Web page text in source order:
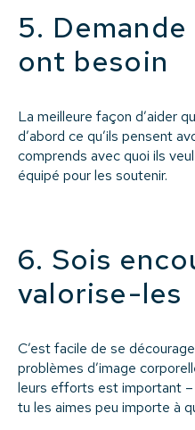
5.
ont besoin
La meilleure façon d’aider
d’abord ce qu’ils pensent
comprends avec quoi ils
équipé pour les soutenir.
6. Sois
valorise-les
C’est facile de se
problèmes d’image
leurs efforts est important –
tu les aimes peu importe à